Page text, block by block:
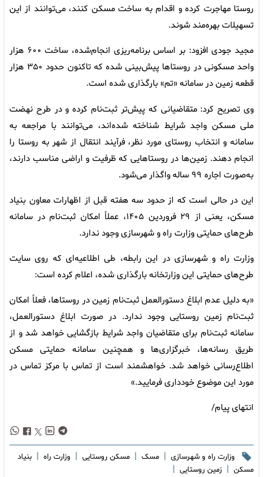
روستا مهاجرت کرده و اقدام به ساخت مسکن کنند، می‌توانند از این
تسهیلات بهره‌مند شوند.
مجید جودی افزود: بر اساس برنامه‌ریزی انجام‌شده، ساخت ۶۰۰ هزار
واحد مسکونی در روستاها پیش‌بینی شده که تاکنون حدود ۳۵۰ هزار
قطعه زمین در سامانه «تم» بارگذاری شده است.
وی تصریح کرد: متقاضیانی که پیش‌تر ثبت‌نام کرده و در طرح نهضت
ملی مسکن واجد شرایط شناخته شده‌اند، می‌توانند با مراجعه به
سامانه و انتخاب روستای مورد نظر، فرآیند انتقال از شهر به روستا را
انجام دهند. زمین‌ها در روستاهایی که ظرفیت و اراضی مناسب دارند،
به‌صورت اجاره ۹۹ ساله واگذار می‌شود.
این در حالی است که از حدود سه هفته قبل از اظهارات معاون بنیاد
مسکن، یعنی از ۲۹ فروردین ۱۴۰۵، عملاً امکان ثبت‌نام در سامانه
طرح‌های حمایتی وزارت راه و شهرسازی وجود ندارد.
وزارت راه و شهرسازی در این رابطه، طی اطلاعیه‌ای که روی سایت
طرح‌های حمایتی این وزارتخانه بارگذاری شده، اعلام کرده است:
«به دلیل عدم ابلاغ دستورالعمل ثبت‌نام زمین در روستاها، فعلاً امکان
ثبت‌نام زمین روستایی وجود ندارد. در صورت ابلاغ دستورالعمل،
سامانه ثبت‌نام برای متقاضیان واجد شرایط بازگشایی خواهد شد و از
طریق رسانه‌ها، خبرگزاری‌ها و همچنین سامانه حمایتی مسکن
اطلاع‌رسانی خواهد شد. خواهشمند است از تماس با مرکز تماس در
مورد این موضوع خودداری فرمایید.»
انتهای پیام/
وزارت راه و شهرسازی | مسک | مسکن روستایی | وزارت راه | بنیاد
مسکن | زمین روستایی |